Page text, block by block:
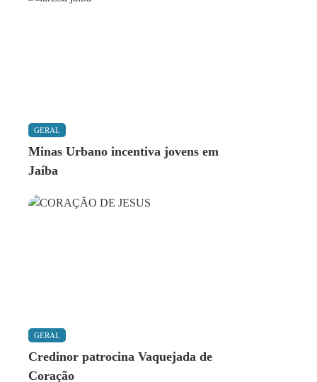
GERAL
Minas Urbano incentiva jovens em
Jaíba
GERAL
Credinor patrocina Vaquejada de
Coração